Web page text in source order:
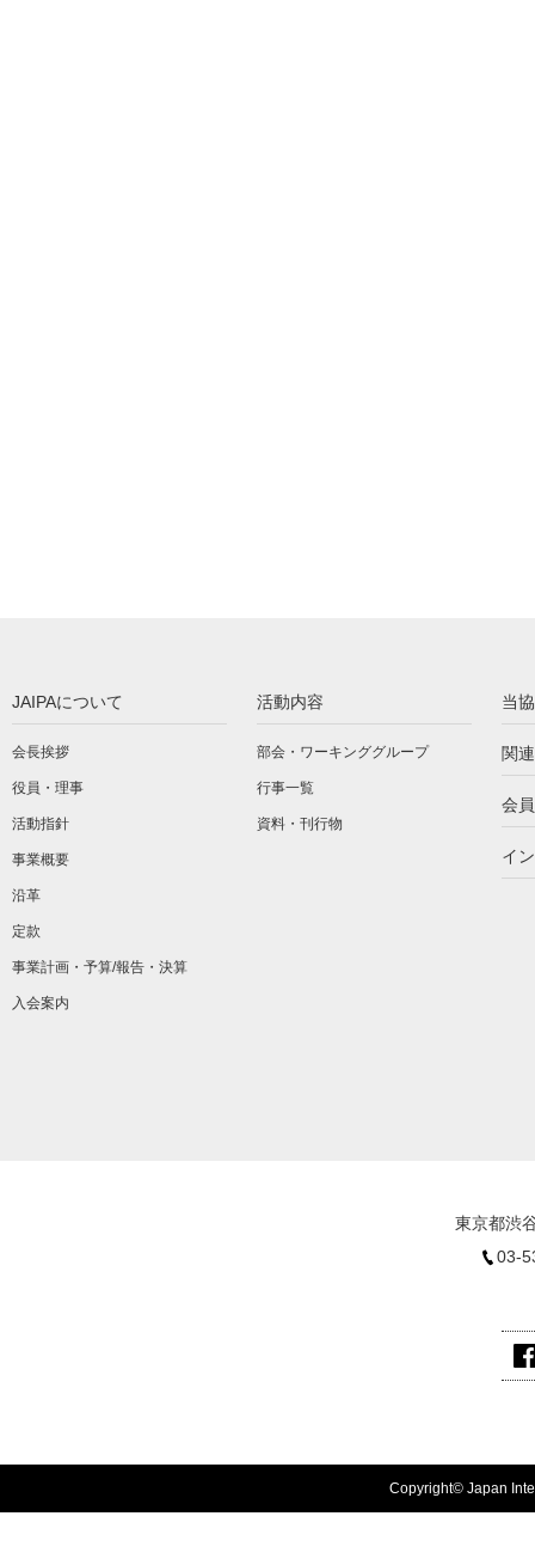
JAIPAについて
会長挨拶
役員・理事
活動指針
事業概要
沿革
定款
事業計画・予算/報告・決算
入会案内
活動内容
部会・ワーキンググループ
行事一覧
資料・刊行物
当
関
会
イ
東京都渋
03-
Copyright© Japan